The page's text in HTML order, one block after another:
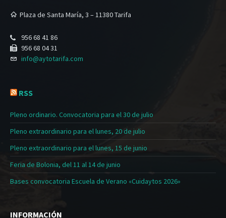
Plaza de Santa María, 3 – 11380 Tarifa
956 68 41 86
956 68 04 31
info@aytotarifa.com
RSS
Pleno ordinario. Convocatoria para el 30 de julio
Pleno extraordinario para el lunes, 20 de julio
Pleno extraordinario para el lunes, 15 de junio
Feria de Bolonia, del 11 al 14 de junio
Bases convocatoria Escuela de Verano «Cuidaytos 2026»
INFORMACIÓN